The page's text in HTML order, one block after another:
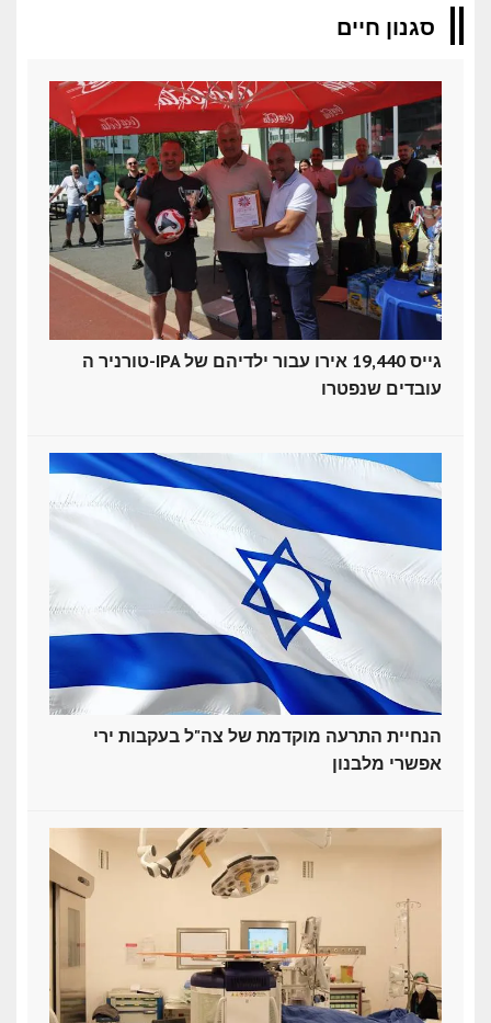
סגנון חיים
טורניר ה-IPA גייס 19,440 אירו עבור ילדיהם של
עובדים שנפטרו
הנחיית התרעה מוקדמת של צה"ל בעקבות ירי
אפשרי מלבנון